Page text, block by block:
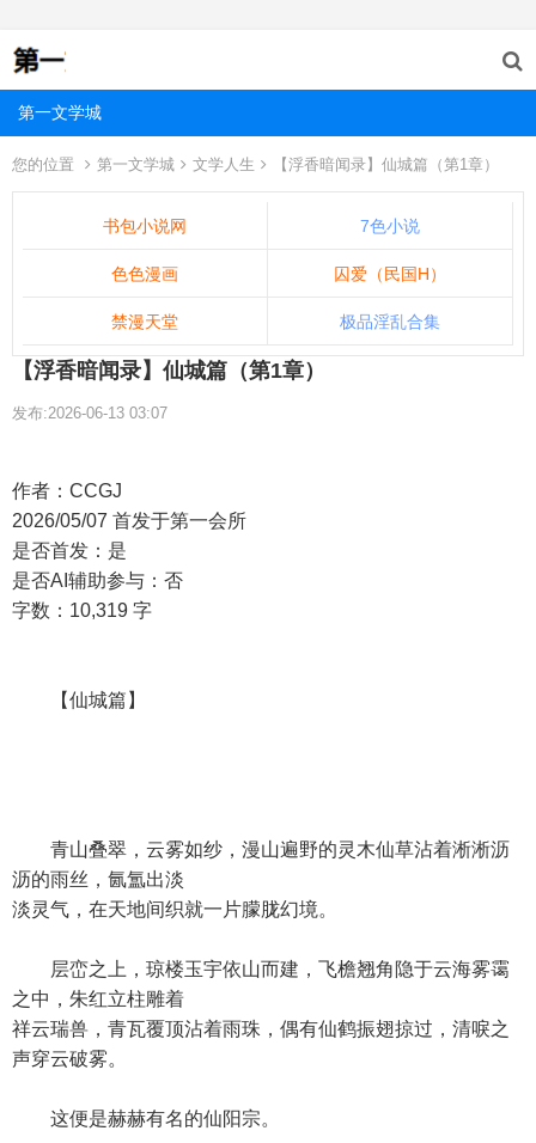
第一文学城
您的位置 第一文学城 文学人生 【浮香暗闻录】仙城篇（第1章）
书包小说网 7色小说
色色漫画 囚爱（民国H）
禁漫天堂 极品淫乱合集
【浮香暗闻录】仙城篇（第1章）
发布:2026-06-13 03:07
作者：CCGJ
2026/05/07 首发于第一会所
是否首发：是
是否AI辅助参与：否
字数：10,319 字
【仙城篇】
青山叠翠，云雾如纱，漫山遍野的灵木仙草沾着淅淅沥
沥的雨丝，氤氲出淡
淡灵气，在天地间织就一片朦胧幻境。
层峦之上，琼楼玉宇依山而建，飞檐翘角隐于云海雾霭
之中，朱红立柱雕着
祥云瑞兽，青瓦覆顶沾着雨珠，偶有仙鹤振翅掠过，清唳之
声穿云破雾。
这便是赫赫有名的仙阳宗。